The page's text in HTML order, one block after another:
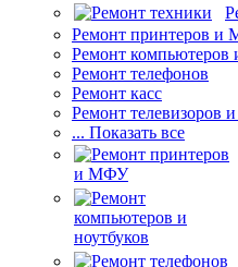
Ремонт принтеров
Ремонт компьютеров
Ремонт телефонов
Ремонт касс
Ремонт телевизоров
... Показать все